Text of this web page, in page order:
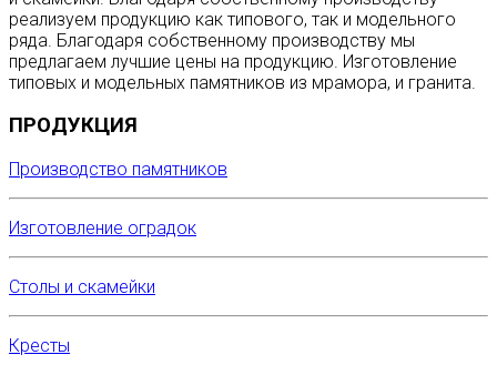
реализуем продукцию как типового, так и модельного
ряда. Благодаря собственному производству мы
предлагаем лучшие цены на продукцию. Изготовление
типовых и модельных памятников из мрамора, и гранита.
ПРОДУКЦИЯ
Производство памятников
Изготовление оградок
Столы и скамейки
Кресты